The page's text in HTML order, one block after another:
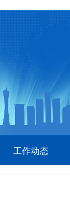
工作动态